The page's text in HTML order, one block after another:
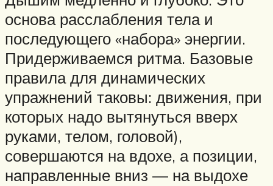
основа расслабления тела и
последующего «набора» энергии.
Придерживаемся ритма. Базовые
правила для динамических
упражнений таковы: движения, при
которых надо вытянуться вверх
руками, телом, головой),
совершаются на вдохе, а позиции,
направленные вниз — на выдохе